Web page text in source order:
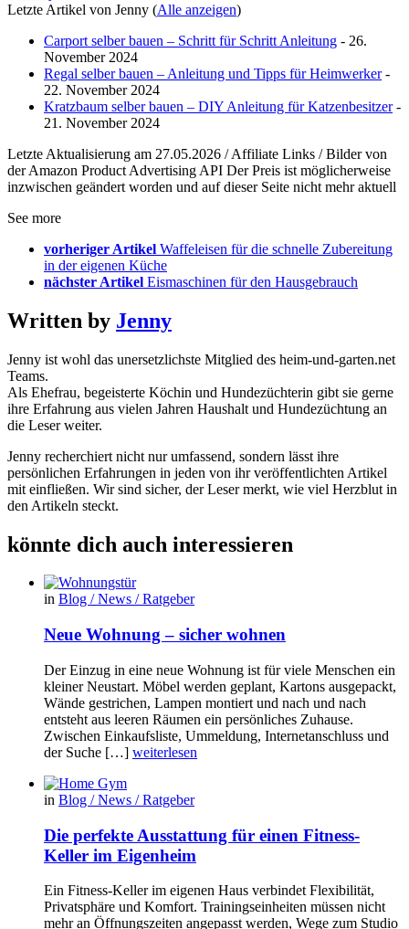
Letzte Artikel von Jenny (Alle anzeigen)
Carport selber bauen – Schritt für Schritt Anleitung - 26.
November 2024
Regal selber bauen – Anleitung und Tipps für Heimwerker-
22. November 2024
Kratzbaum selber bauen – DIY Anleitung für Katzenbesitzer-
21. November 2024
Letzte Aktualisierung am 27.05.2026 / Affiliate Links / Bilder von
der Amazon Product Advertising API Der Preis ist möglicherweise
inzwischen geändert worden und auf dieser Seite nicht mehr aktuell
See more
vorheriger Artikel Waffeleisen für die schnelle Zubereitung
in der eigenen Küche
nächster Artikel Eismaschinen für den Hausgebrauch
Written by Jenny
Jenny ist wohl das unersetzlichste Mitglied des heim-und-garten.net
Teams.
Als Ehefrau, begeisterte Köchin und Hundezüchterin gibt sie gerne
ihre Erfahrung aus vielen Jahren Haushalt und Hundezüchtung an
die Leser weiter.
Jenny recherchiert nicht nur umfassend, sondern lässt ihre
persönlichen Erfahrungen in jeden von ihr veröffentlichten Artikel
mit einfließen. Wir sind sicher, der Leser merkt, wie viel Herzblut in
den Artikeln steckt.
könnte dich auch interessieren
in Blog / News / Ratgeber
Neue Wohnung – sicher wohnen
Der Einzug in eine neue Wohnung ist für viele Menschen ein
kleiner Neustart. Möbel werden geplant, Kartons ausgepackt,
Wände gestrichen, Lampen montiert und nach und nach
entsteht aus leeren Räumen ein persönliches Zuhause.
Zwischen Einkaufsliste, Ummeldung, Internetanschluss und
der Suche […] weiterlesen
in Blog / News / Ratgeber
Die perfekte Ausstattung für einen Fitness-
Keller im Eigenheim
Ein Fitness-Keller im eigenen Haus verbindet Flexibilität,
Privatsphäre und Komfort. Trainingseinheiten müssen nicht
mehr an Öffnungszeiten angepasst werden, Wege zum Studio